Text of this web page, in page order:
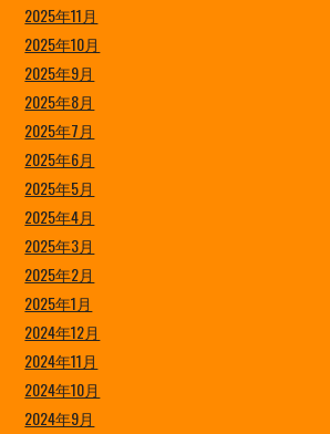
2025年11月
2025年10月
2025年9月
2025年8月
2025年7月
2025年6月
2025年5月
2025年4月
2025年3月
2025年2月
2025年1月
2024年12月
2024年11月
2024年10月
2024年9月